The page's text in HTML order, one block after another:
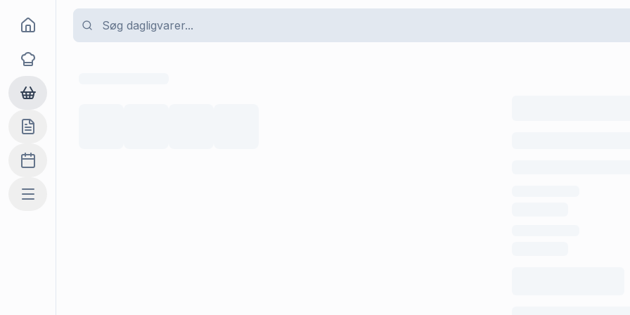
Goma
Opskrifter
Dagligvarer
Indkøbslisten
Madplan
Mere